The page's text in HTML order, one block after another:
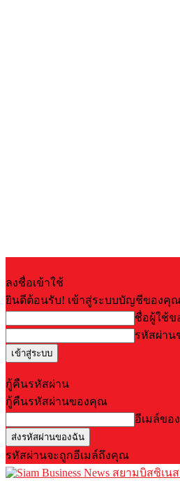
ลงชื่อเข้าใช้
ยินดีต้อนรับ! เข้าสู่ระบบบัญชีของคุ
ชื่อผู้ใช้
รหัสผ่า
กู้คืนรหัสผ่าน
กู้คืนรหัสผ่านของคุณ
อีเมล์ขอ
รหัสผ่านจะถูกอีเมล์ถึงคุณ
สยามบิสซิเน